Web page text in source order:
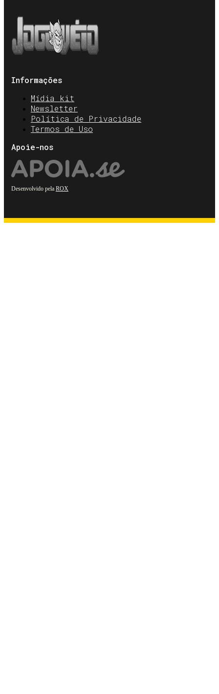
Informações
Mídia kit
Newsletter
Política de Privacidade
Termos de Uso
Apoie-nos
Desenvolvido pela ROX